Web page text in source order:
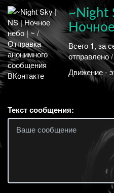
~Night
Всего 1, за
отправлено
Движение -
Текст сообщения: